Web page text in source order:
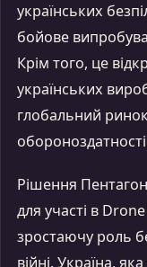
українських
бойове
Крім того, це
українських
глобальний
обороноздатності
Рішення
для участі в
зростаючу роль
війні. Україна,